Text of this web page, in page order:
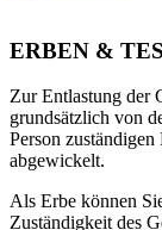
ERBEN &
Zur Entlastung der
grundsätzlich von
Person
abgewickelt.
Als Erbe können
Zuständigkeit des